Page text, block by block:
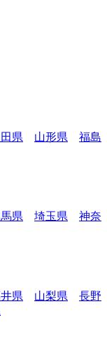
県 山形県
福島
県 埼玉県
神奈
県 山梨県
長野